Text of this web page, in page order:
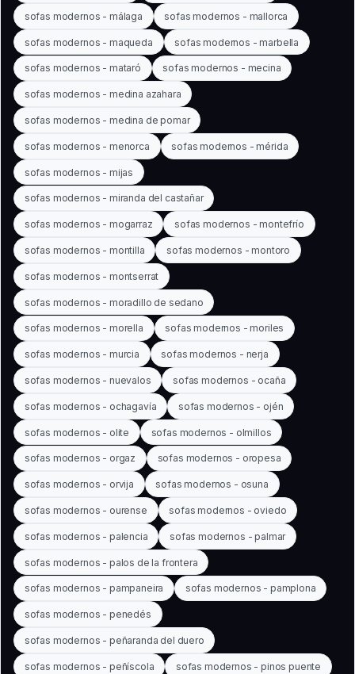
sofas modernos - málaga sofas modernos - mallorca
sofas modernos - maqueda sofas modernos - marbella
sofas modernos - mataró sofas modernos - mecina
sofas modernos - medina azahara
sofas modernos - medina de pomar
sofas modernos - menorca sofas modernos - mérida
sofas modernos - mijas
sofas modernos - miranda del castañar
sofas modernos - mogarraz sofas modernos - montefrío
sofas modernos - montilla sofas modernos - montoro
sofas modernos - montserrat
sofas modernos - moradillo de sedano
sofas modernos - morella sofas modernos - moriles
sofas modernos - murcia sofas modernos - nerja
sofas modernos - nuevalos sofas modernos - ocaña
sofas modernos - ochagavía sofas modernos - ojén
sofas modernos - olite sofas modernos - olmillos
sofas modernos - orgaz sofas modernos - oropesa
sofas modernos - orvija sofas modernos - osuna
sofas modernos - ourense sofas modernos - oviedo
sofas modernos - palencia sofas modernos - palmar
sofas modernos - palos de la frontera
sofas modernos - pampaneira sofas modernos - pamplona
sofas modernos - penedés
sofas modernos - peñaranda del duero
sofas modernos - peñíscola sofas modernos - pinos puente